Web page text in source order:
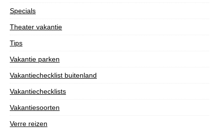
Specials
Theater vakantie
Tips
Vakantie parken
Vakantiechecklist buitenland
Vakantiechecklists
Vakantiesoorten
Verre reizen